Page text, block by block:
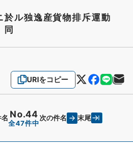
於ル独逸産貨物排斥運動
同
URIをコピー
No.44
全47件中
次の件名 末尾